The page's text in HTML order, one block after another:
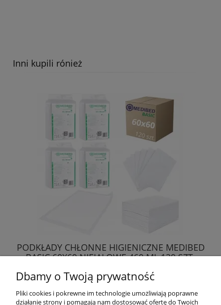
Inni kupili rónież
PODKŁADY CHŁONNE HIGIENICZNE MEDIBED
BASIC 60X60 NIEJAŁOWE 460 ML 120 SZT.
66,76 zł
Dbamy o Twoją prywatność
Pliki cookies i pokrewne im technologie umożliwiają poprawne
działanie strony i pomagają nam dostosować ofertę do Twoich